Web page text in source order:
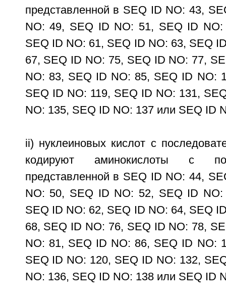
представленной в SEQ ID NO: 43,
NO: 49, SEQ ID NO: 51, SEQ ID
SEQ ID NO: 61, SEQ ID NO: 63, SEQ
67, SEQ ID NO: 75, SEQ ID NO: 77,
NO: 83, SEQ ID NO: 85, SEQ ID NO:
SEQ ID NO: 119, SEQ ID NO: 131,
NO: 135, SEQ ID NO: 137 или SEQ ID
ii) нуклеиновых кислот с
кодируют аминокислоты с
представленной в SEQ ID NO: 44,
NO: 50, SEQ ID NO: 52, SEQ ID
SEQ ID NO: 62, SEQ ID NO: 64, SEQ
68, SEQ ID NO: 76, SEQ ID NO: 78,
NO: 81, SEQ ID NO: 86, SEQ ID NO:
SEQ ID NO: 120, SEQ ID NO: 132,
NO: 136, SEQ ID NO: 138 или SEQ ID